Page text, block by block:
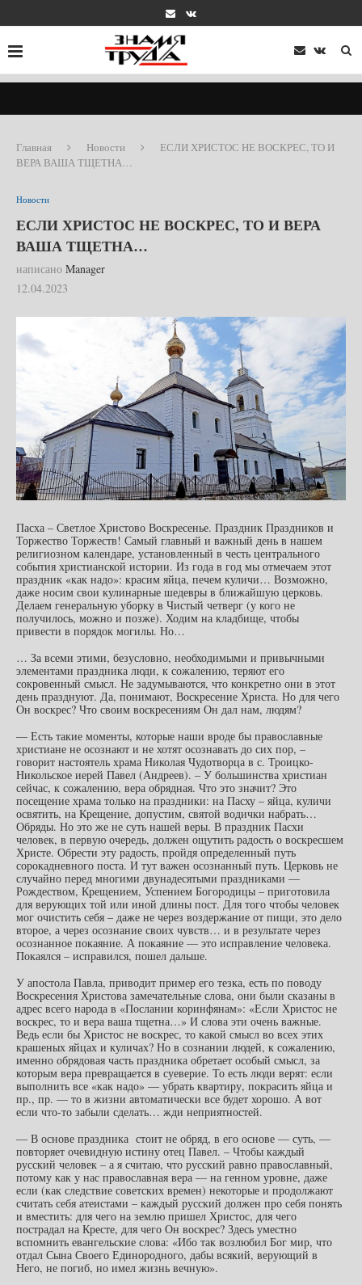
Главная Новости
ЕСЛИ ХРИСТОС НЕ ВОСКРЕС, ТО И
ВЕРА ВАША ТЩЕТНА…
Новости
ЕСЛИ ХРИСТОС НЕ ВОСКРЕС, ТО И ВЕРА
ВАША ТЩЕТНА…
написано Manager
12.04.2023
Пасха – Светлое Христово Воскресенье. Праздник Праздников и
Торжество Торжеств! Самый главный и важный день в нашем
религиозном календаре, установленный в честь центрального
события христианской истории. Из года в год мы отмечаем этот
праздник «как надо»: красим яйца, печем куличи… Возможно,
даже носим свои кулинарные шедевры в ближайшую церковь.
Делаем генеральную уборку в Чистый четверг (у кого не
получилось, можно и позже). Ходим на кладбище, чтобы
привести в порядок могилы. Но…
… За всеми этими, безусловно, необходимыми и привычными
элементами праздника люди, к сожалению, теряют его
сокровенный смысл. Не задумываются, что конкретно они в этот
день празднуют. Да, понимают, Воскресение Христа. Но для чего
Он воскрес? Что своим воскресениям Он дал нам, людям?
— Есть такие моменты, которые наши вроде бы православные
христиане не осознают и не хотят осознавать до сих пор, –
говорит настоятель храма Николая Чудотворца в с. Троицко-
Никольское иерей Павел (Андреев). – У большинства христиан
сейчас, к сожалению, вера обрядная. Что это значит? Это
посещение храма только на праздники: на Пасху – яйца, куличи
освятить, на Крещение, допустим, святой водички набрать…
Обряды. Но это же не суть нашей веры. В праздник Пасхи
человек, в первую очередь, должен ощутить радость о воскресшем
Христе. Обрести эту радость, пройдя определенный путь
сорокадневного поста. И тут важен осознанный путь. Церковь не
случайно перед многими двунадесятыми праздниками —
Рождеством, Крещением, Успением Богородицы – приготовила
для верующих той или иной длины пост. Для того чтобы человек
мог очистить себя – даже не через воздержание от пищи, это дело
второе, а через осознание своих чувств… и в результате через
осознанное покаяние. А покаяние — это исправление человека.
Покаялся – исправился, пошел дальше.
У апостола Павла, приводит пример его тезка, есть по поводу
Воскресения Христова замечательные слова, они были сказаны в
адрес всего народа в «Послании коринфянам»: «Если Христос не
воскрес, то и вера ваша тщетна…» И слова эти очень важные.
Ведь если бы Христос не воскрес, то какой смысл во всех этих
крашеных яйцах и куличах? Но в сознании людей, к сожалению,
именно обрядовая часть праздника обретает особый смысл, за
которым вера превращается в суеверие. То есть люди верят: если
выполнить все «как надо» — убрать квартиру, покрасить яйца и
пр., пр. — то в жизни автоматически все будет хорошо. А вот
если что-то забыли сделать… жди неприятностей.
— В основе праздника стоит не обряд, в его основе — суть, —
повторяет очевидную истину отец Павел. – Чтобы каждый
русский человек – а я считаю, что русский равно православный,
потому как у нас православная вера — на генном уровне, даже
если (как следствие советских времен) некоторые и продолжают
считать себя атеистами – каждый русский должен про себя понять
и вместить: для чего на землю пришел Христос, для чего
пострадал на Кресте, для чего Он воскрес? Здесь уместно
вспомнить евангельские слова: «Ибо так возлюбил Бог мир, что
отдал Сына Своего Единородного, дабы всякий, верующий в
Него, не погиб, но имел жизнь вечную».